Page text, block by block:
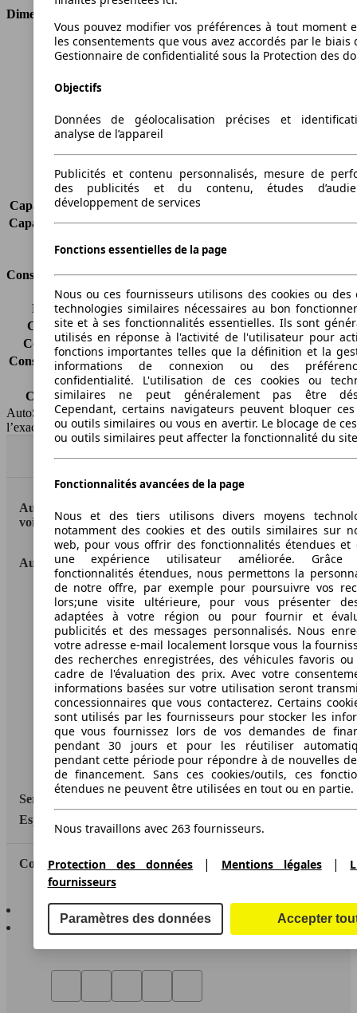
Dimensions
Longueur
4030 mm
Largeur
Poids maximum
1620 kg
Charge maximale
Portes
3
Sièges
5
Charge sur toit
-
Capacité de remorquage (sans freins)
Capacité de remorquage (avec freins) 1150 kg
Consommation
Émissions de CO2*
115 g/km (komb.)
Consommation (ville)
5.5 l/100km
Consommation (route)
3.7 l/100km
Consommation (combinée)*
4.3 l/100km
Classe d'émissions
Euro 4
Capacité du réservoir
50 l
AutoScout24 Belgium SA décline toute responsabilité concernant
l’exactitude des informations fournies
Haut
AutoScout24: la plus grande plateforme en ligne de
voitures en Europe.
AutoScout24
A propos d'AutoScout24
Presse
Conditions d'utilisation
Informations légales
Protection des données
Media
Déclaration d'accessibilité
Service
Espace Pro
Contact
AutoScout24 pour iOS
AutoScout24 pour Android
Vous pouvez modifier vos préférences à tout moment
les consentements que vous avez accordés par le biais
Gestionnaire de confidentialité sous la Protection des
Objectifs
Données de géolocalisation précises et
analyse de l’appareil
Publicités et contenu personnalisés, mesure de
des publicités et du contenu, études
développement de services
Fonctions essentielles de la page
Nous ou ces fournisseurs utilisons des cookies ou des
technologies similaires nécessaires au bon
site et à ses fonctionnalités essentielles. Ils sont
utilisés en réponse à l'activité de l'utilisateur pour
fonctions importantes telles que la définition et la
informations de connexion ou des
confidentialité. L'utilisation de ces cookies ou
similaires ne peut généralement pas être
Cependant, certains navigateurs peuvent bloquer ces
ou outils similaires ou vous en avertir. Le blocage de
ou outils similaires peut affecter la fonctionnalité du
Fonctionnalités avancées de la page
Nous et des tiers utilisons divers moyens
notamment des cookies et des outils similaires sur
web, pour vous offrir des fonctionnalités étendues et
une expérience utilisateur améliorée.
fonctionnalités étendues, nous permettons la
de notre offre, par exemple pour poursuivre vos
lors;une visite ultérieure, pour vous présenter
adaptées à votre région ou pour fournir et
publicités et des messages personnalisés. Nous
votre adresse e-mail localement lorsque vous la
des recherches enregistrées, des véhicules favoris
cadre de l'évaluation des prix. Avec votre
informations basées sur votre utilisation seront
concessionnaires que vous contacterez. Certains
sont utilisés par les fournisseurs pour stocker les
que vous fournissez lors de vos demandes de
pendant 30 jours et pour les réutiliser
pendant cette période pour répondre à de nouvelles
de financement. Sans ces cookies/outils, ces
étendues ne peuvent être utilisées en tout ou en partie.
Nous travaillons avec 263 fournisseurs.
Protection des données | Mentions légales|
fournisseurs
Paramètres des données Accepter